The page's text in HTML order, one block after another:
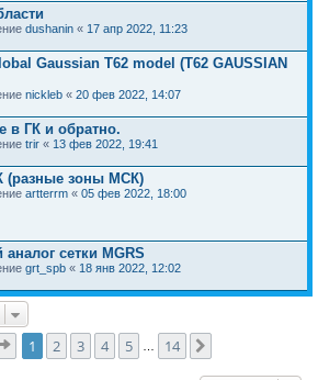
dushanin « 17 апр 2022, 11:23
Gaussian T62 model (T62 GAUSSIAN
nickleb « 20 фев 2022, 14:07
в ГК и обратно.
trir « 13 фев 2022, 19:41
(разные зоны МСК)
artterrm « 05 фев 2022, 18:00
сетки MGRS
grt_spb « 18 янв 2022, 12:02
Страница1 из
1 2 3 4 5 … 14